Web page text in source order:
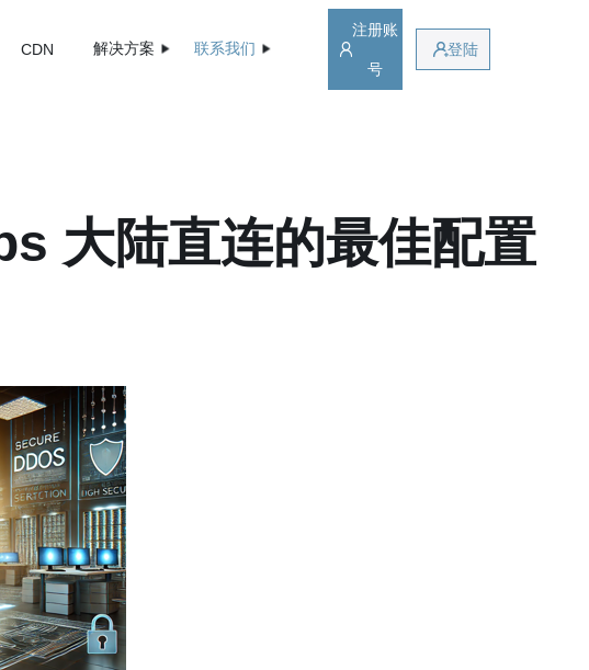
CDN 解决方案 联系我们
注册账
号
登陆
大陆直连的最佳配置